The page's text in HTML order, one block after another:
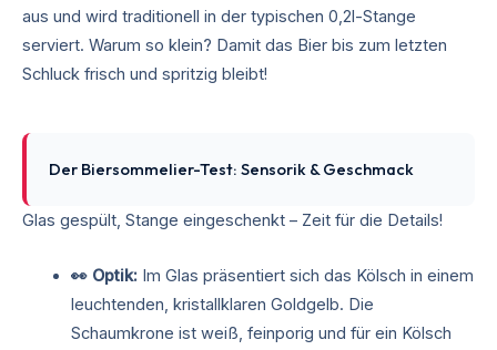
aus und wird traditionell in der typischen 0,2l-Stange
serviert. Warum so klein? Damit das Bier bis zum letzten
Schluck frisch und spritzig bleibt!
Der Biersommelier-Test: Sensorik & Geschmack
Glas gespült, Stange eingeschenkt – Zeit für die Details!
👀 Optik:Im Glas präsentiert sich das Kölsch in einem
leuchtenden, kristallklaren Goldgelb. Die
Schaumkrone ist weiß, feinporig und für ein Kölsch